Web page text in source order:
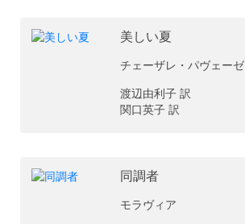
美しい夏
チェーザレ・パヴェーゼ
渡辺由利子 訳
関口英子 訳
同調者
モラヴィア